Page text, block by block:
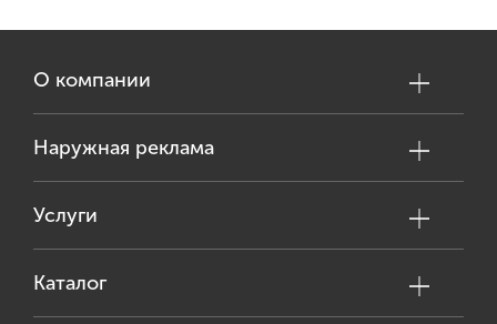
О компании
Наружная реклама
Услуги
Каталог